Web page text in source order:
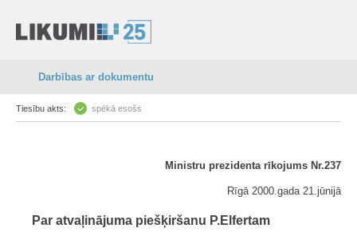
Darbības ar dokumentu
Tiesību akts: spēkā esošs
Ministru prezidenta rīkojums Nr.237
Rīgā 2000.gada 21.jūnijā
Par atvaļinājuma piešķiršanu P.Elfertam